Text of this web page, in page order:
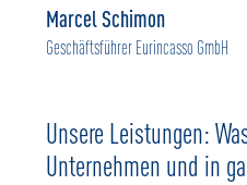
Marcel Schimon
Geschäftsführer Eurincasso GmbH
Unsere Leistungen:
Unternehmen und in